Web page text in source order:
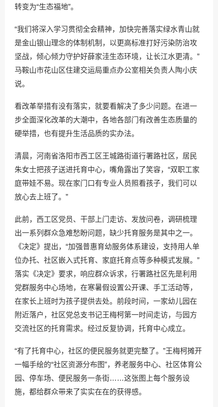
转变为“生态福地”。
“我们将深入学习贯彻全会精神，加快完善落实绿水青山就
是金山银山理念的体制机制，以更高标准打好污染防治攻
坚战，倾心倾力守护好薛家洼生态环境，让长江水更清。”
马鞍山市花山区住建交运局重点办公室相关负责人陶小庆
说。
看改革举措有没有落实，就要看解决了多少问题。在进一
步全面深化改革的大潮中，各地各部门有改善生态质量的
硬举措，也有提升生活品质的实办法。
清晨，河南省洛阳市西工区王城路街道行署路社区，居民
朱女士把孩子送进托育中心，嘴角露出了笑容，“双职工家
庭带娃不易。现在家门口有专业人员照看孩子，我们可以
放心去上班了。”
此前，西工区党员、干部上门走访、发放问卷，调研梳理
出一系列群众急难愁盼问题，缺少托育服务是其中之一。
《决定》提出，“加强普惠育幼服务体系建设，支持用人单
位办托、社区嵌入式托育、家庭托育点等多种模式发展。”
落实《决定》要求，响应群众诉求，行署路社区先是利用
党群服务中心场地，在寒暑假设置公开课、手工活动等，
在家长上班时为孩子提供去处。前段时间，一家幼儿园在
附近落户，社区党总支书记王梅柯第一时间走访，与园方
交流社区的托育需求。经过反复协调，托育中心成立。
“有了托育中心，社区的便民服务就更完整了。”王梅柯摊开
一幅手绘的“社区资源分布图”，养老服务中心、社区体育公
园、停车场、便民服务一条街……这张图上每个服务设
施，都给群众带来了实实在在的获得感。